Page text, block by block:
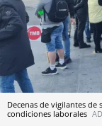
Decenas de vigilantes
condiciones laborales